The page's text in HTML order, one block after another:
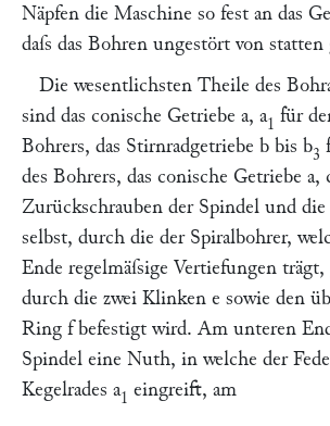
Näpfen die Maschine so fest an das
daſs das Bohren ungestört von
Die wesentlichsten Theile des
sind das conische Getriebe a, a1 für
Bohrers, das Stirnradgetriebe b bis b3
des Bohrers, das conische Getriebe a,
Zurückschrauben der Spindel und
selbst, durch die der Spiralbohrer,
Ende regelmäſsige Vertiefungen
durch die zwei Klinken e sowie den
Ring fbefestigt wird. Am unteren
Spindel eine Nuth, in welche der
Kegelrades a1 eingreift, am